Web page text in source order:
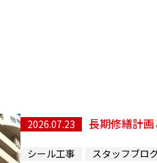
2026.07.23 長期修繕計
シール工事 スタッフブロ